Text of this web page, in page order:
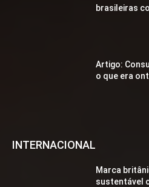
brasileiras
Artigo:
o que era
INTERNACIONAL
Marca
sustentável